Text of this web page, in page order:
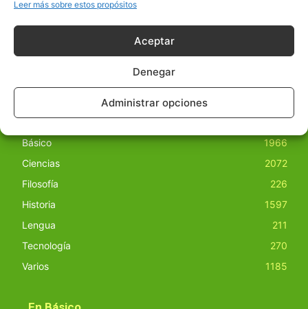
Leer más sobre estos propósitos
Aceptar
Denegar
Administrar opciones
obras derivadas de todos los contenidos disponibles en
Básico
1966
Ciencias
2072
Filosofía
226
Historia
1597
Lengua
211
Tecnología
270
Varios
1185